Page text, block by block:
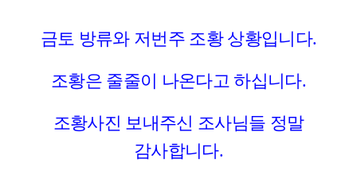
금토 방류와 저번주 조황 상황입니다.
조황은 줄줄이 나온다고 하십니다.
조황사진 보내주신 조사님들 정말
감사합니다.